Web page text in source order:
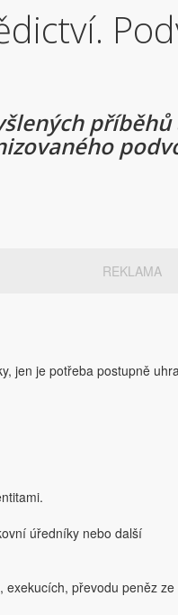
REKLAMA
jen je potřeba postupně
úředníky nebo další
exekucích, převodu peněz ze